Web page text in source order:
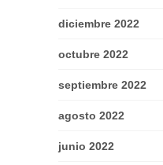
diciembre 2022
octubre 2022
septiembre 2022
agosto 2022
junio 2022